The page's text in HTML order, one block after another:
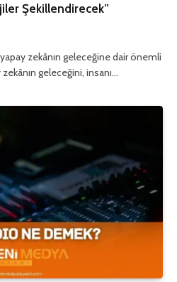
Şekillendirecek”
yapay zekânın geleceğine dair önemli
geleceğini, insanı…